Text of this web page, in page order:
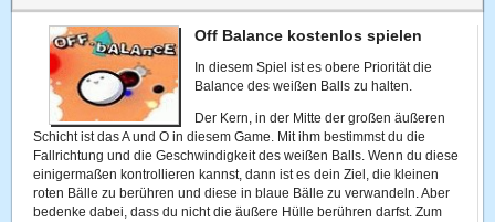
Off Balance kostenlos spielen
In diesem Spiel ist es obere Priorität die
Balance des weißen Balls zu halten.
Der Kern, in der Mitte der großen äußeren
Schicht ist das A und O in diesem Game. Mit ihm bestimmst du die
Fallrichtung und die Geschwindigkeit des weißen Balls. Wenn du diese
einigermaßen kontrollieren kannst, dann ist es dein Ziel, die kleinen
roten Bälle zu berühren und diese in blaue Bälle zu verwandeln. Aber
bedenke dabei, dass du nicht die äußere Hülle berühren darfst. Zum